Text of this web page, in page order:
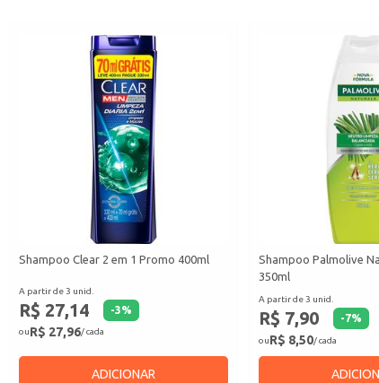
Shampoo Clear 2 em 1 Promo 400ml
A partir de 3 unid.
R$ 27,14 -3%
ouR$ 27,96/ cada
ADICIONAR
Shampoo Palmolive
350ml
A partir de 3 unid.
R$ 7,90 -7%
ouR$ 8,50/ cada